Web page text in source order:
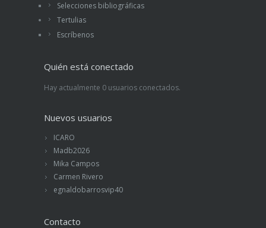
Selecciones bibliográficas
Tertulias
Escríbenos
Quién está conectado
Hay actualmente 0 usuarios conectados.
Nuevos usuarios
ICARO
Madb2026
Mika Campos
Carmen Rivero
egnaldobarrosvip40
Contacto